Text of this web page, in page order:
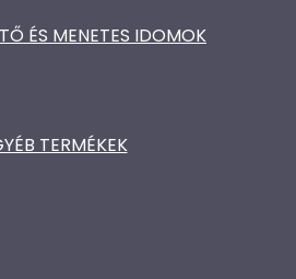
ÉS MENETES IDOMOK
TERMÉKEK